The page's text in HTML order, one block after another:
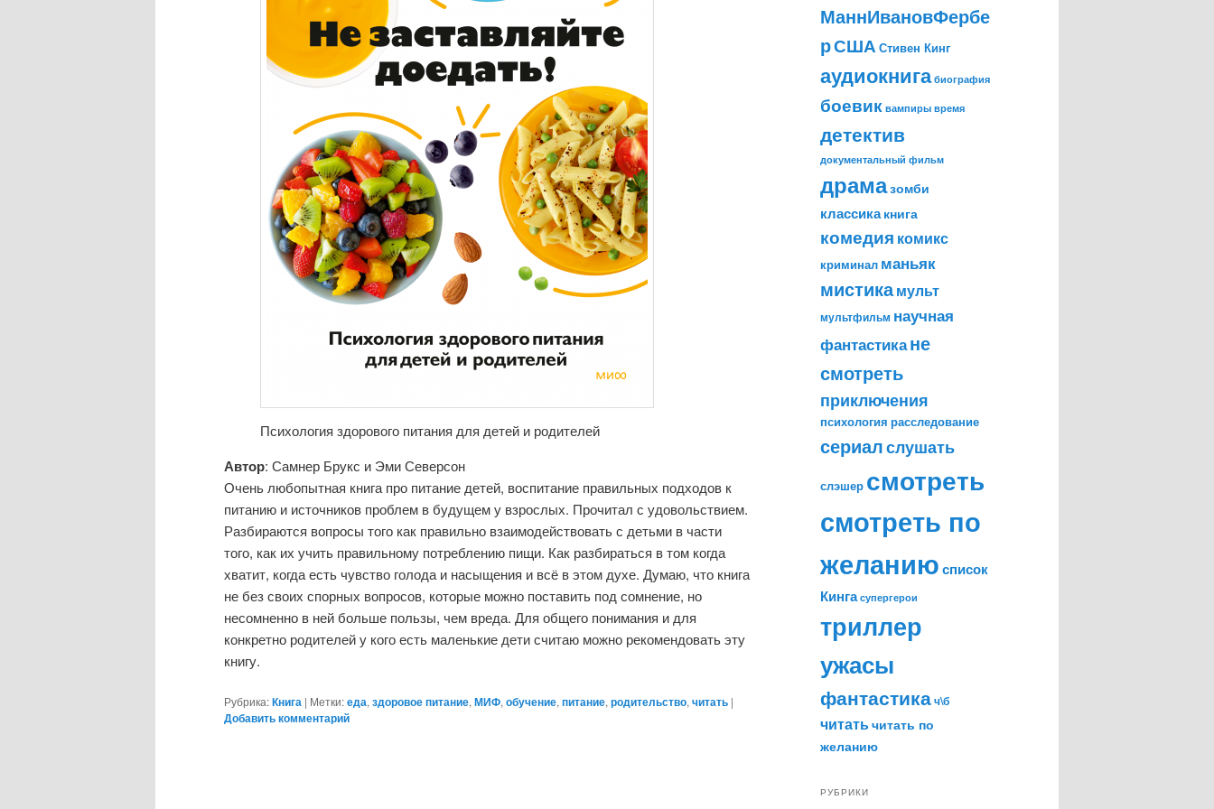
Психология здорового питания для детей и родителей
Автор: Самнер Брукс и Эми Северсон
Очень любопытная книга про питание детей, воспитание правильных подходов к
питанию и источников проблем в будущем у взрослых. Прочитал с удовольствием.
Разбираются вопросы того как правильно взаимодействовать с детьми в части
того, как их учить правильному потреблению пищи. Как разбираться в том когда
хватит, когда есть чувство голода и насыщения и всё в этом духе. Думаю, что книга
не без своих спорных вопросов, которые можно поставить под сомнение, но
несомненно в ней больше пользы, чем вреда. Для общего понимания и для
конкретно родителей у кого есть маленькие дети считаю можно рекомендовать эту
книгу.
Рубрика:Книга | Метки:еда,здоровое питание,МИФ,обучение,питание,родительство,читать |
Добавить комментарий
МаннИвановФербе
рСША Стивен Кинг
аудиокнигабиография
боевик вампиры время
детектив
документальный фильм
драмазомби
классика книга
комедия комикс
криминал маньяк
мистикамульт
мультфильм научная
фантастикане
смотреть
приключения
психология расследование
сериалслушать
слэшер смотреть
смотреть по
желаниюсписок
Кингасупергерои
триллер
ужасы
фантастикач\б
читатьчитать по
желанию
РУБРИКИ